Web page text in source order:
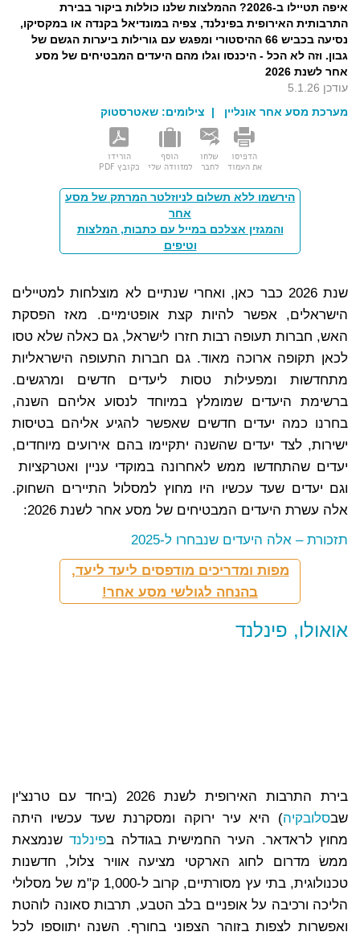
איפה תטיילו ב-2026? ההמלצות שלנו כוללות ביקור בבירת
התרבותית האירופית בפינלנד, צפיה במונדיאל בקנדה או במקסיקו,
נסיעה בכביש 66 ההיסטורי ומפגש עם גורילות ביערות הגשם של
גבון. וזה לא הכל - היכנסו וגלו מהם היעדים המבטיחים של מסע
אחר לשנת 2026
עודכן 5.1.26
מערכת מסע אחר אונליין
| צילומים: שאטרסטוק
הדפיסו
את העמוד
שלחו
לחבר
הוסף
למזוודה שלי
הורידו
כקובץ PDF
הירשמו ללא תשלום לניוזלטר המרתק של מסע
אחר
והמגזין אצלכם במייל עם כתבות, המלצות
וטיפים
שנת 2026 כבר כאן, ואחרי שנתיים לא מוצלחות למטיילים
הישראלים, אפשר להיות קצת אופטימיים. מאז הפסקת
האש, חברות תעופה רבות חזרו לישראל, גם כאלה שלא טסו
לכאן תקופה ארוכה מאוד. גם חברות התעופה הישראליות
מתחדשות ומפעילות טסות ליעדים חדשים ומרגשים.
ברשימת היעדים שמומלץ במיוחד לנסוע אליהם השנה,
בחרנו כמה יעדים חדשים שאפשר להגיע אליהם בטיסות
ישירות, לצד יעדים שהשנה יתקיימו בהם אירועים מיוחדים,
יעדים שהתחדשו ממש לאחרונה במוקדי עניין ואטרקציות
וגם יעדים שעד עכשיו היו מחוץ למסלול התיירים השחוק.
אלה עשרת היעדים המבטיחים של מסע אחר לשנת 2026:
תזכורת – אלה היעדים שנבחרו ל-2025
מפות ומדריכים מודפסים ליעד ליעד,
בהנחה לגולשי מסע אחר!
אואולו, פינלנד
בירת התרבות האירופית לשנת 2026 (ביחד עם טרנצ'ין
שבסלובקיה) היא עיר ירוקה ומסקרנת שעד עכשיו היתה
מחוץ לראדאר. העיר החמישית בגודלה בפינלנדשנמצאת
ממשׂ מדרום לחוג הארקטי מציעה אוויר צלול, חדשנות
טכנולוגית, בתי עץ מסורתיים, קרוב ל-1,000 ק"מ של מסלולי
הליכה ורכיבה על אופניים בלב הטבע, תרבות סאונה לוהטת
ואפשרות לצפות בזוהר הצפוני בחורף. השנה יתווספו לכל